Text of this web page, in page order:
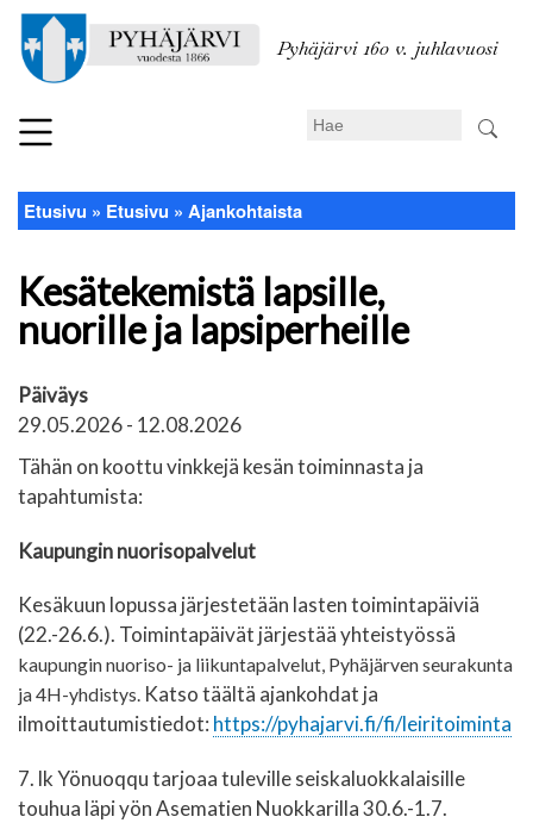
pääsisältöön
Pyhäjärvi 160 v. juhlavuosi
Search
Murupolku
Etusivu Etusivu Ajankohtaista
Kesätekemistä lapsille,
nuorille ja lapsiperheille
Päiväys
29.05.2026- 12.08.2026
Tähän on koottu vinkkejä kesän toiminnasta ja
tapahtumista:
Kaupungin nuorisopalvelut
Kesäkuun lopussa järjestetään lasten toimintapäiviä
(22.-26.6.). Toimintapäivät järjestää yhteistyössä
kaupungin nuoriso- ja liikuntapalvelut, Pyhäjärven seurakunta
ja 4H-yhdistys. Katso täältä ajankohdat ja
ilmoittautumistiedot: https://pyhajarvi.fi/fi/leiritoiminta
7. lk Yönuoqqu tarjoaa tuleville seiskaluokkalaisille
touhua läpi yön Asematien Nuokkarilla 30.6.-1.7.